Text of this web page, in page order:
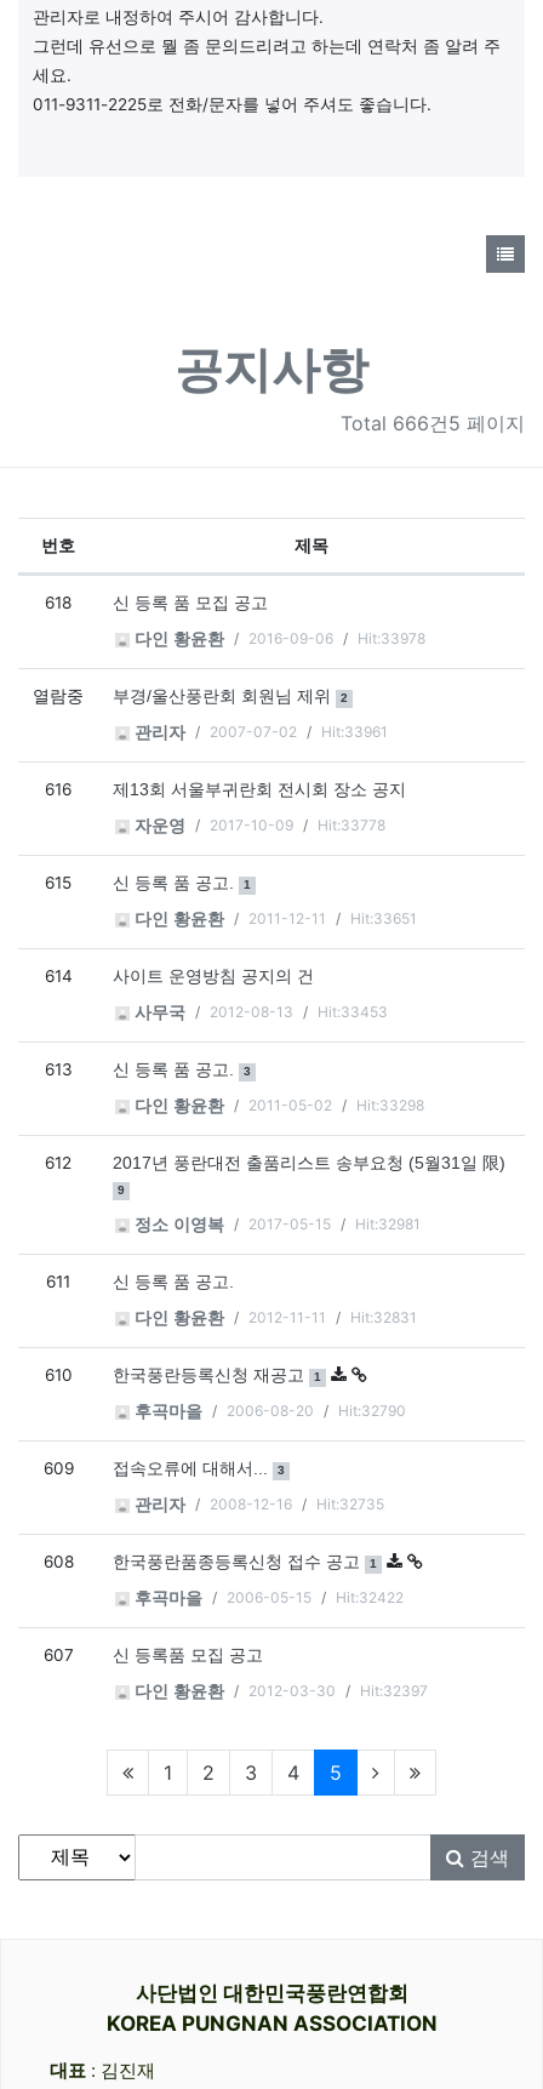
관리자로 내정하여 주시어 감사합니다.
그런데 유선으로 뭘 좀 문의드리려고 하는데 연락처 좀 알려 주
세요.
011-9311-2225로 전화/문자를 넣어 주셔도 좋습니다.
공지사항
Total 666건5 페이지
번호 제목
618
신 등록 품 모집 공고
다인 황윤환
2016-09-06 Hit:33978
열람중 부경/울산풍란회 회원님 제위 댓글
2
관리자 2007-07-02 Hit:33961
616
제13회 서울부귀란회 전시회 장소 공지
자운영
2017-10-09 Hit:33778
615 신 등록 품 공고. 댓글
1
다인 황윤환 2011-12-11 Hit:33651
614
사이트 운영방침 공지의 건
사무국
2012-08-13 Hit:33453
613 신 등록 품 공고. 댓글
3
다인 황윤환 2011-05-02 Hit:33298
612 2017년 풍란대전 출품리스트 송부요청 (5월31일 限)
9
정소 이영복 2017-05-15 Hit:32981
611
신 등록 품 공고.
다인 황윤환
2012-11-11 Hit:32831
610 한국풍란등록신청 재공고 댓글
1 개
후곡마을 2006-08-20 Hit:32790
609 접속오류에 대해서... 댓글
3
관리자 2008-12-16 Hit:32735
608 한국풍란품종등록신청 접수 공고 댓글
1 개
후곡마을 2006-05-15 Hit:32422
607
신 등록품 모집 공고
다인 황윤환
2012-03-30 Hit:32397
1 2 3 4 5 현재페이지
게시물 검색
검색대상
검색어필수 검색
사단법인 대한민국풍란연합회
KOREA PUNGNAN ASSOCIATION
대표 : 김진재